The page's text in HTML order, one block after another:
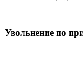
Увольнение по